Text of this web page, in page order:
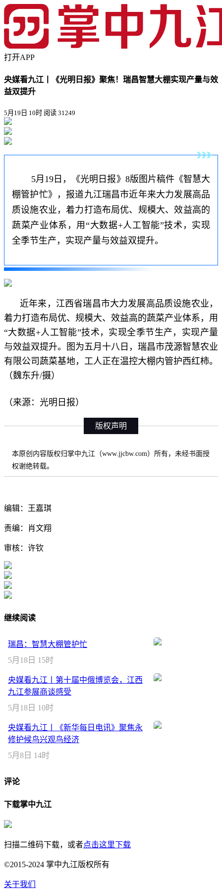
打开APP
央媒看九江丨《光明日报》聚焦！瑞昌智慧大棚实现产量与效
益双提升
5月19日 10时 阅读 31249
5月19日，《光明日报》8版图片稿件《智慧大
棚管护忙》，报道九江瑞昌市近年来大力发展高品
质设施农业，着力打造布局优、规模大、效益高的
蔬菜产业体系，用“大数据+人工智能”技术，实现
全季节生产，实现产量与效益双提升。
近年来，江西省瑞昌市大力发展高品质设施农业，
着力打造布局优、规模大、效益高的蔬菜产业体系，用
“大数据+人工智能”技术，实现全季节生产，实现产量
与效益双提升。图为五月十八日，瑞昌市茂源智慧农业
有限公司蔬菜基地，工人正在温控大棚内管护西红柿。
（魏东升/摄）
（来源：光明日报）
版权声明
本原创内容版权归掌中九江（www.jjcbw.com）所有，未经书面授
权谢绝转载。
编辑：王嘉琪
责编：肖文翔
审核：许钦
继续阅读
瑞昌：智慧大棚管护忙
5月18日 15时
央媒看九江丨第十届中俄博览会，江西
九江参展商谈感受
5月18日 10时
央媒看九江丨《新华每日电讯》聚焦永
修护候鸟兴观鸟经济
5月8日 14时
评论
下载掌中九江
扫描二维码下载，或者点击这里下载
©2015-2024 掌中九江版权所有
关于我们